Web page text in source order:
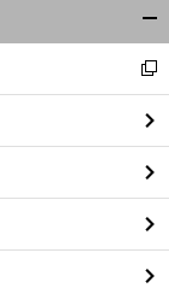
閉
る
新
し
い
ウ
ィ
ン
ド
ウ
で